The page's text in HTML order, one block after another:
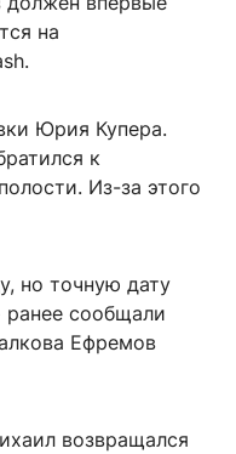
на
Юрия Купера.
к
Из-за этого
но точную дату
ранее сообщали
Ефремов
возвращался